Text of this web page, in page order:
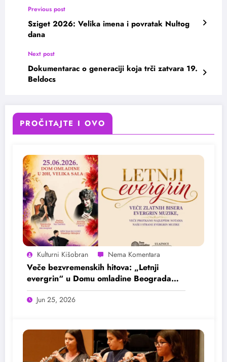
Previous post
Sziget 2026: Velika imena i povratak Nultog
dana
Next post
Dokumentarac o generaciji koja trči zatvara 19.
Beldocs
PROČITAJTE I OVO
Kulturni Kišobran
Veče bezvremenskih hitova: „Letnji
evergrin“ u Domu omladine Beograda
25. juna
Jun 25, 2026